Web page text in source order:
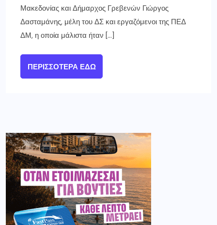
Μακεδονίας και Δήμαρχος Γρεβενών Γιώργος
Δασταμάνης, μέλη του ΔΣ και εργαζόμενοι της ΠΕΔ
ΔΜ, η οποία μάλιστα ήταν […]
ΠΕΡΙΣΣΌΤΕΡΑ ΕΔΏ